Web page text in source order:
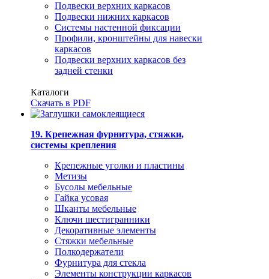
Подвески верхних каркасов
Подвески нижних каркасов
Системы настенной фиксации
Профили, кронштейны для навески
каркасов
Подвески верхних каркасов без
задней стенки
Каталоги
Скачать в PDF
19. Крепежная фурнитура, стяжки,
системы крепления
Крепежные уголки и пластины
Метизы
Бусолы мебельные
Гайка усовая
Шканты мебельные
Ключи шестигранники
Декоративные элементы
Стяжки мебельные
Полкодержатели
Фурнитура для стекла
Элементы конструкции каркасов